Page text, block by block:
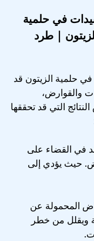
في حلمية
| طرد
حلمية الزيتون قد
والقوارض،
التي قد تحققها
في القضاء على
حيث يؤدي إلى
المحمولة عن
ويقلل من خطر